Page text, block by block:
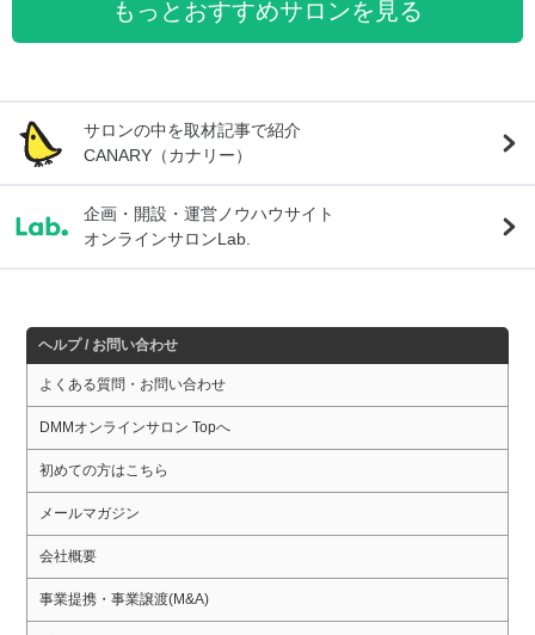
もっとおすすめサロンを見る
サロンの中を取材記事で紹介
CANARY（カナリー）
企画・開設・運営ノウハウサイト
オンラインサロンLab.
ヘルプ / お問い合わせ
よくある質問・お問い合わせ
DMMオンラインサロン Topへ
初めての方はこちら
メールマガジン
会社概要
事業提携・事業譲渡(M&A)